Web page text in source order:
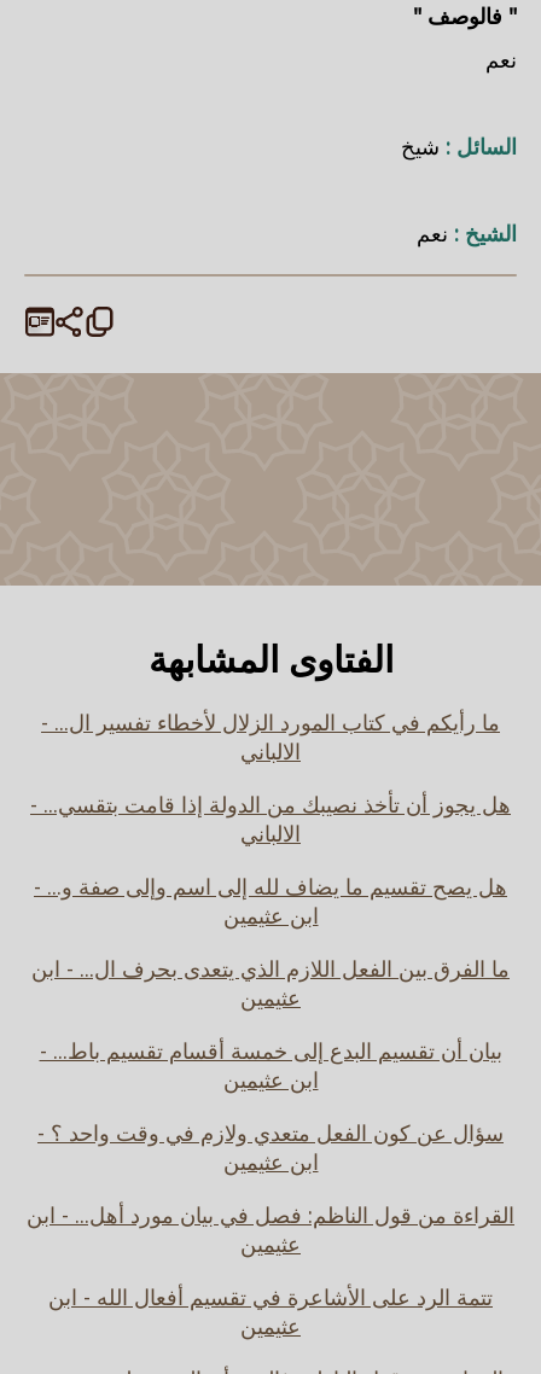
" فالوصف "
نعم
السائل : شيخ
الشيخ : نعم
الفتاوى المشابهة
ما رأيكم في كتاب المورد الزلال لأخطاء تفسير ال... -
الالباني
هل يجوز أن تأخذ نصيبك من الدولة إذا قامت بتقسي... -
الالباني
هل يصح تقسيم ما يضاف لله إلى اسم وإلى صفة و... -
ابن عثيمين
ما الفرق بين الفعل اللازم الذي يتعدى بحرف ال... - ابن
عثيمين
بيان أن تقسيم البدع إلى خمسة أقسام تقسيم باط... -
ابن عثيمين
سؤال عن كون الفعل متعدي ولازم في وقت واحد ؟ -
ابن عثيمين
القراءة من قول الناظم: فصل في بيان مورد أهل... - ابن
عثيمين
تتمة الرد على الأشاعرة في تقسيم أفعال الله - ابن
عثيمين